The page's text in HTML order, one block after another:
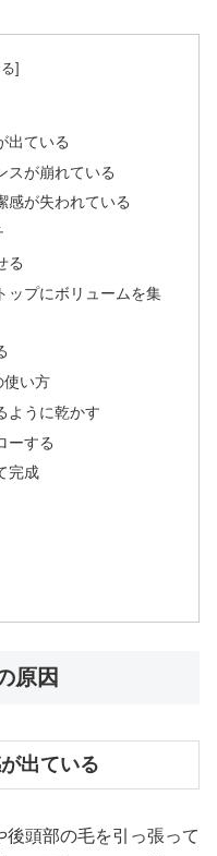
出ている
が崩れている
が失われている
る
プにボリュームを集
使い方
ように乾かす
ーする
完成
原因
出ている
頭部の毛を引っ張って